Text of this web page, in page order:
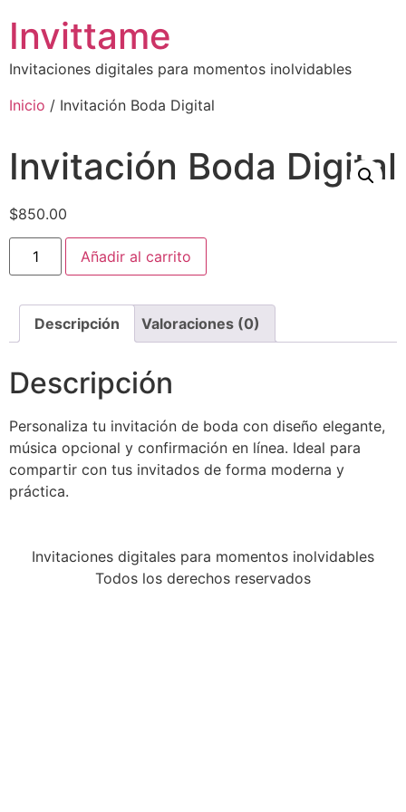
Invittame
Invitaciones digitales para momentos inolvidables
Inicio / Invitación Boda Digital
Invitación Boda Digital
$850.00
Añadir al carrito
Descripción Valoraciones (0)
Descripción
Personaliza tu invitación de boda con diseño elegante,
música opcional y confirmación en línea. Ideal para
compartir con tus invitados de forma moderna y
práctica.
Invitaciones digitales para momentos inolvidables
Todos los derechos reservados